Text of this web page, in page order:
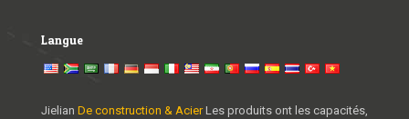
Langue
Jielian De construction & AcierLes produits ont les capacités,